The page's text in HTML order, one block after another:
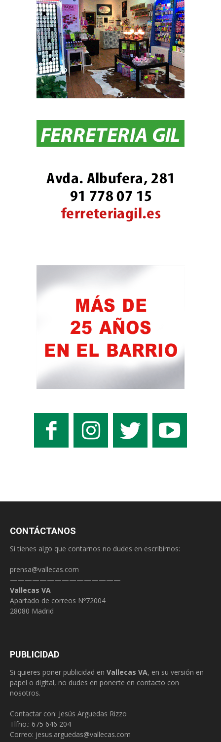
CONTÁCTANOS
Si tienes algo que contarnos no dudes en escribirnos:
prensa@vallecas.com
———————————————
Vallecas VA
Apartado de correos Nº72004
28080 Madrid
PUBLICIDAD
Si quieres poner publicidad en Vallecas VA, en su versión en
papel o digital, no dudes en ponerte en contacto con
nosotros.
Contactar con: Jesús Arguedas Rizzo
Tlfno.: 675 646 204
Correo: jesus.arguedas@vallecas.com